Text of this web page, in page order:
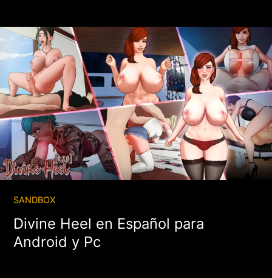
SANDBOX
Divine Heel en Español para
Android y Pc